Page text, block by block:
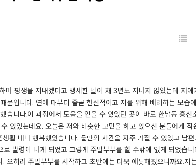
평생을 지내겠다고 맹세한 날이 채 3년도 지나지 않았는데 저에
입니다. 연애 때부터 줄곧 헌신적이고 저를 위해 배려하는 모습
니다.이 과정에서 도움을 얻을 수 있었던 곳이 바로 한남동 흥신
수 있었는데요. ​오늘은 저와 비슷한 고민을 하고 있으신 분들에게 작
활 내내 행복했었습니다. 둘만의 시간을 자주 가질 수 있었고 남
발령이 나게 되었고 그렇게 주말부부를 할 수밖에 없게 되었습
히려 주말부부를 시작하고 초반에는 더욱 애틋해졌으니까요.저